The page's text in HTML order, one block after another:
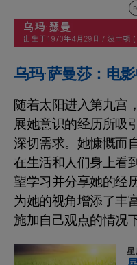
乌玛·萨曼莎：电
随着太阳进入第九宫
展她意识的经历所吸
深切需求。她慷慨而
在生活和人们身上看
望学习并分享她的经
为她的视角增添了丰
施加自己观点的情况